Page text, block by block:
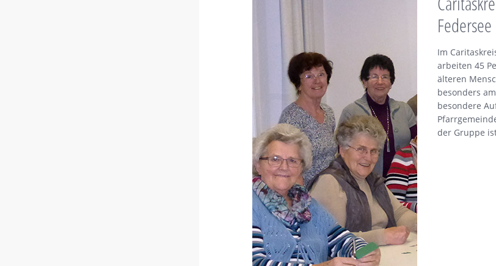
Federsee
Im
arbeiten 45
älteren
besonders
besondere
der Gruppe